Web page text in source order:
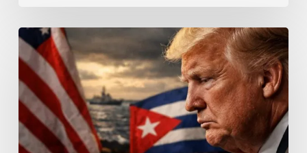
Exigen
relatores
expertos
de
ONU
a